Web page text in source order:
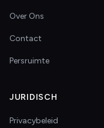
Over Ons
Contact
Persruimte
JURIDISCH
Privacybeleid